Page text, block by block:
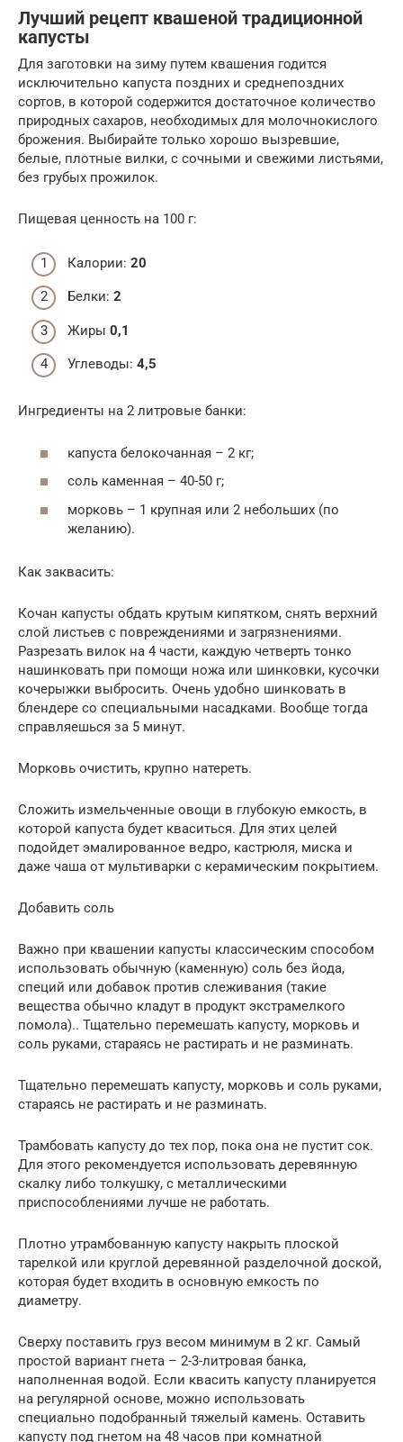
Лучший рецепт квашеной традиционной
капусты
Для заготовки на зиму путем квашения годится
исключительно капуста поздних и среднепоздних
сортов, в которой содержится достаточное количество
природных сахаров, необходимых для молочнокислого
брожения. Выбирайте только хорошо вызревшие,
белые, плотные вилки, с сочными и свежими листьями,
без грубых прожилок.
Пищевая ценность на 100 г:
Калории: 20
Белки: 2
Жиры 0,1
Углеводы: 4,5
Ингредиенты на 2 литровые банки:
капуста белокочанная – 2 кг;
соль каменная – 40-50 г;
морковь – 1 крупная или 2 небольших (по
желанию).
Как заквасить:
Кочан капусты обдать крутым кипятком, снять верхний
слой листьев с повреждениями и загрязнениями.
Разрезать вилок на 4 части, каждую четверть тонко
нашинковать при помощи ножа или шинковки, кусочки
кочерыжки выбросить. Очень удобно шинковать в
блендере со специальными насадками. Вообще тогда
справляешься за 5 минут.
Морковь очистить, крупно натереть.
Сложить измельченные овощи в глубокую емкость, в
которой капуста будет кваситься. Для этих целей
подойдет эмалированное ведро, кастрюля, миска и
даже чаша от мультиварки с керамическим покрытием.
Добавить соль
Важно при квашении капусты классическим способом
использовать обычную (каменную) соль без йода,
специй или добавок против слеживания (такие
вещества обычно кладут в продукт экстрамелкого
помола).. Тщательно перемешать капусту, морковь и
соль руками, стараясь не растирать и не разминать.
Тщательно перемешать капусту, морковь и соль руками,
стараясь не растирать и не разминать.
Трамбовать капусту до тех пор, пока она не пустит сок.
Для этого рекомендуется использовать деревянную
скалку либо толкушку, с металлическими
приспособлениями лучше не работать.
Плотно утрамбованную капусту накрыть плоской
тарелкой или круглой деревянной разделочной доской,
которая будет входить в основную емкость по
диаметру.
Сверху поставить груз весом минимум в 2 кг. Самый
простой вариант гнета – 2-3-литровая банка,
наполненная водой. Если квасить капусту планируется
на регулярной основе, можно использовать
специально подобранный тяжелый камень. Оставить
капусту под гнетом на 48 часов при комнатной